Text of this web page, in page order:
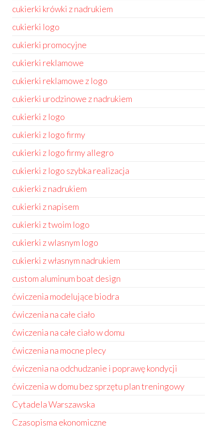
cukierki krówki z nadrukiem
cukierki logo
cukierki promocyjne
cukierki reklamowe
cukierki reklamowe z logo
cukierki urodzinowe z nadrukiem
cukierki z logo
cukierki z logo firmy
cukierki z logo firmy allegro
cukierki z logo szybka realizacja
cukierki z nadrukiem
cukierki z napisem
cukierki z twoim logo
cukierki z wlasnym logo
cukierki z własnym nadrukiem
custom aluminum boat design
ćwiczenia modelujące biodra
ćwiczenia na całe ciało
ćwiczenia na całe ciało w domu
ćwiczenia na mocne plecy
ćwiczenia na odchudzanie i poprawę kondycji
ćwiczenia w domu bez sprzętu plan treningowy
Cytadela Warszawska
Czasopisma ekonomiczne